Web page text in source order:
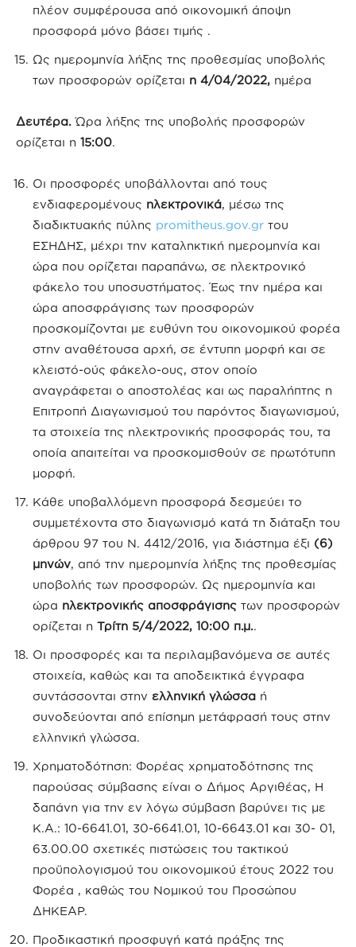
πλέον συμφέρουσα από οικονομική άποψη
προσφορά μόνο βάσει τιμής .
Ως ημερομηνία λήξης της προθεσμίας υποβολής
των προσφορών ορίζεται η 4/04/2022, ημέρα
Δευτέρα.Ώρα λήξης της υποβολής προσφορών
ορίζεται η 15:00.
Οι προσφορές υποβάλλονται από τους
ενδιαφερομένους ηλεκτρονικά, μέσω της
διαδικτυακής πύλης promitheus.gov.gr του
ΕΣΗΔΗΣ, μέχρι την καταληκτική ημερομηνία και
ώρα που ορίζεται παραπάνω, σε ηλεκτρονικό
φάκελο του υποσυστήματος. Έως την ημέρα και
ώρα αποσφράγισης των προσφορών
προσκομίζονται με ευθύνη του οικονομικού φορέα
στην αναθέτουσα αρχή, σε έντυπη μορφή και σε
κλειστό-ούς φάκελο-ους, στον οποίο
αναγράφεται ο αποστολέας και ως παραλήπτης η
Επιτροπή Διαγωνισμού του παρόντος διαγωνισμού,
τα στοιχεία της ηλεκτρονικής προσφοράς του, τα
οποία απαιτείται να προσκομισθούν σε πρωτότυπη
μορφή.
Κάθε υποβαλλόμενη προσφορά δεσμεύει το
συμμετέχοντα στο διαγωνισμό κατά τη διάταξη του
άρθρου 97 του Ν. 4412/2016, για διάστημα έξι (6)
μηνών, από την ημερομηνία λήξης της προθεσμίας
υποβολής των προσφορών. Ως ημερομηνία και
ώρα ηλεκτρονικής αποσφράγισης των προσφορών
ορίζεται η Τρίτη 5/4/2022, 10:00 π.μ..
Οι προσφορές και τα περιλαμβανόμενα σε αυτές
στοιχεία, καθώς και τα αποδεικτικά έγγραφα
συντάσσονται στην ελληνική γλώσσα ή
συνοδεύονται από επίσημη μετάφρασή τους στην
ελληνική γλώσσα.
Χρηματοδότηση: Φορέας χρηματοδότησης της
παρούσας σύμβασης είναι ο Δήμος Αργιθέας, Η
δαπάνη για την εν λόγω σύμβαση βαρύνει τις με
Κ.Α.: 10-6641.01, 30-6641.01, 10-6643.01 και 30- 01,
63.00.00 σχετικές πιστώσεις του τακτικού
προϋπολογισμού του οικονομικού έτους 2022 του
Φορέα , καθώς του Νομικού του Προσώπου
ΔΗΚΕΑΡ.
Προδικαστική προσφυγή κατά πράξης της